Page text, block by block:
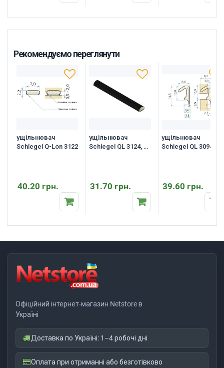
Рекомендуємо переглянути
ущільнювач
Schlegel Q-Lon 3122
40.20 грн.
ущільнювач
Schlegel QL 3124, 1
31.70 грн.
ущільнювач
Schlegel QL 3094
39.60 грн.
Офіційний інтернет-магазин Netstore в
Україні
Доставка по Україні: 1–4 робочі дні
Оплата при отриманні або безготівково